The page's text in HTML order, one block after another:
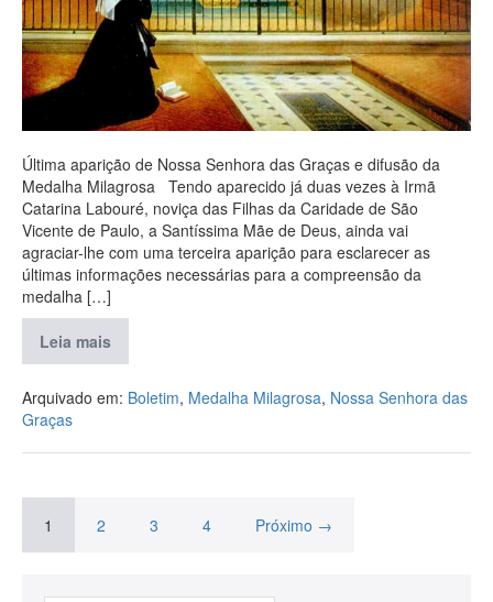
Última aparição de Nossa Senhora das Graças e difusão da
Medalha Milagrosa Tendo aparecido já duas vezes à Irmã
Catarina Labouré, noviça das Filhas da Caridade de São
Vicente de Paulo, a Santíssima Mãe de Deus, ainda vai
agraciar-lhe com uma terceira aparição para esclarecer as
últimas informações necessárias para a compreensão da
medalha […]
Leia mais
Arquivado em: Boletim, Medalha Milagrosa, Nossa Senhora das
Graças
1 2 3 4 Próximo →